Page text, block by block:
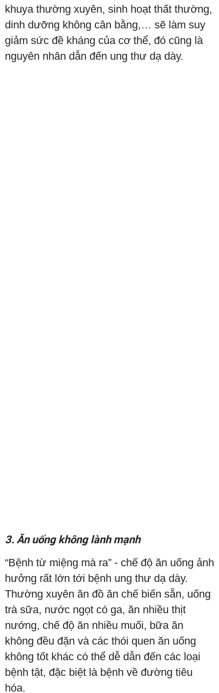
khuya thường xuyên, sinh hoạt thất thường,
dinh dưỡng không cân bằng,… sẽ làm suy
giảm sức đề kháng của cơ thể, đó cũng là
nguyên nhân dẫn đến ung thư dạ dày.
3. Ăn uống không lành mạnh
“Bệnh từ miệng mà ra” - chế độ ăn uống ảnh
hưởng rất lớn tới bệnh ung thư dạ dày.
Thường xuyên ăn đồ ăn chế biến sẵn, uống
trà sữa, nước ngọt có ga, ăn nhiều thịt
nướng, chế độ ăn nhiều muối, bữa ăn
không đều đặn và các thói quen ăn uống
không tốt khác có thể dễ dẫn đến các loại
bệnh tật, đặc biệt là bệnh về đường tiêu
hóa.